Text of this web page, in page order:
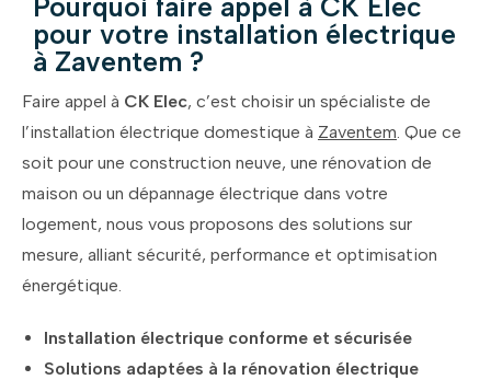
Pourquoi faire appel à CK Elec
pour votre installation électrique
à Zaventem ?
Faire appel à CK Elec, c’est choisir un spécialiste de
l’installation électrique domestique à Zaventem. Que ce
soit pour une construction neuve, une rénovation de
maison ou un dépannage électrique dans votre
logement, nous vous proposons des solutions sur
mesure, alliant sécurité, performance et optimisation
énergétique.
Installation électrique conforme et sécurisée
Solutions adaptées à la rénovation électrique